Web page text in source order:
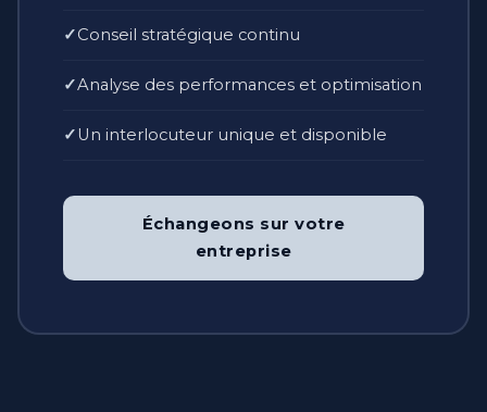
Conseil stratégique continu
Analyse des performances et optimisation
Un interlocuteur unique et disponible
Échangeons sur votre
entreprise